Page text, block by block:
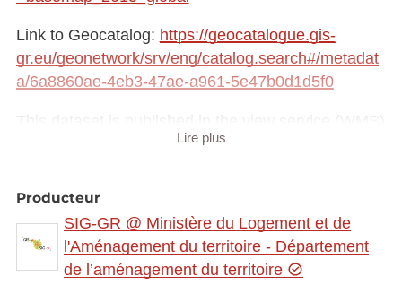
Link to Geocatalog: https://geocatalogue.gis-
gr.eu/geonetwork/srv/eng/catalog.search#/metadat
a/6a8860ae-4eb3-47ae-a961-5e47b0d1d5f0
rism_WMS/guest
with layer name(s):
-Michelin_restaurants_2015
Lire plus
Producteur
SIG-GR @ Ministère du Logement et de
l'Aménagement du territoire - Département
de l’aménagement du territoire